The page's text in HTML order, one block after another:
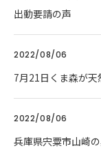
出動要請の声
2022/08/06
7月21日くま森が
2022/08/06
兵庫県宍粟市山崎